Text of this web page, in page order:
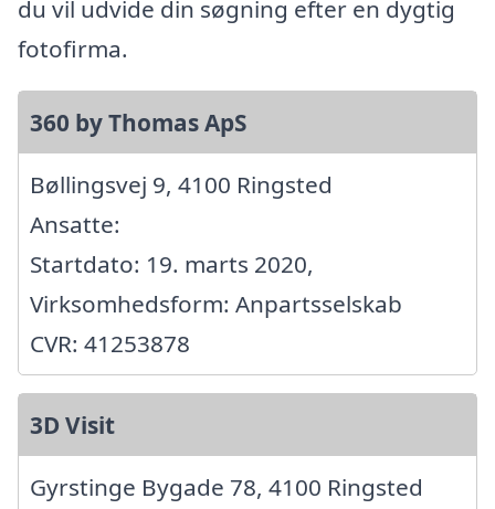
du vil udvide din søgning efter en dygtig
fotofirma.
360 by Thomas ApS
Bøllingsvej 9, 4100 Ringsted
Ansatte:
Startdato: 19. marts 2020,
Virksomhedsform: Anpartsselskab
CVR: 41253878
3D Visit
Gyrstinge Bygade 78, 4100 Ringsted